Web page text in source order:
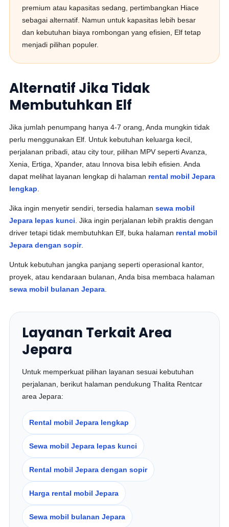
premium atau kapasitas sedang, pertimbangkan Hiace
sebagai alternatif. Namun untuk kapasitas lebih besar
dan kebutuhan biaya rombongan yang efisien, Elf tetap
menjadi pilihan populer.
Alternatif Jika Tidak
Membutuhkan Elf
Jika jumlah penumpang hanya 4-7 orang, Anda mungkin tidak
perlu menggunakan Elf. Untuk kebutuhan keluarga kecil,
perjalanan pribadi, atau city tour, pilihan MPV seperti Avanza,
Xenia, Ertiga, Xpander, atau Innova bisa lebih efisien. Anda
dapat melihat layanan lengkap di halaman rental mobil Jepara
lengkap
Jika ingin menyetir sendiri, tersedia halamansewa mobil
Jepara lepas kunci . Jika ingin perjalanan lebih praktis dengan
driver tetapi tidak membutuhkan Elf, buka halaman rental mobil
Jepara dengan sopir.
Untuk kebutuhan jangka panjang seperti operasional kantor,
proyek, atau kendaraan bulanan, Anda bisa membaca halaman
sewa mobil bulanan Jepara
Layanan Terkait Area
Jepara
Untuk memperkuat pilihan layanan sesuai kebutuhan
perjalanan, berikut halaman pendukung Thalita Rentcar
area Jepara:
Rental mobil Jepara lengkap
Sewa mobil Jepara lepas kunci
Rental mobil Jepara dengan sopir
Harga rental mobil Jepara
Sewa mobil bulanan Jepara